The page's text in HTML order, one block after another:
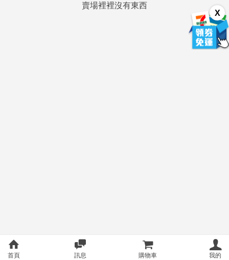
X
賣場裡裡沒有東西
首頁 訊息 購物車 我的